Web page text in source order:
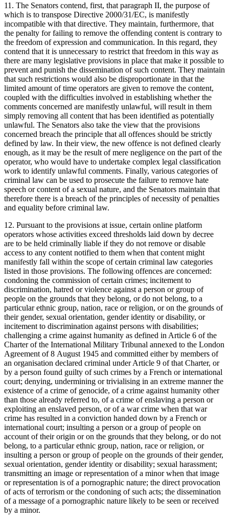
11. The Senators contend, first, that paragraph II, the purpose of
which is to transpose Directive 2000/31/EC, is manifestly
incompatible with that directive. They maintain, furthermore, that
the penalty for failing to remove the offending content is contrary to
the freedom of expression and communication. In this regard, they
contend that it is unnecessary to restrict that freedom in this way as
there are many legislative provisions in place that make it possible to
prevent and punish the dissemination of such content. They maintain
that such restrictions would also be disproportionate in that the
limited amount of time operators are given to remove the content,
coupled with the difficulties involved in establishing whether the
comments concerned are manifestly unlawful, will result in them
simply removing all content that has been identified as potentially
unlawful. The Senators also take the view that the provisions
concerned breach the principle that all offences should be strictly
defined by law. In their view, the new offence is not defined clearly
enough, as it may be the result of mere negligence on the part of the
operator, who would have to undertake complex legal classification
work to identify unlawful comments. Finally, various categories of
criminal law can be used to prosecute the failure to remove hate
speech or content of a sexual nature, and the Senators maintain that
therefore there is a breach of the principles of necessity of penalties
and equality before criminal law.
12. Pursuant to the provisions at issue, certain online platform
operators whose activities exceed thresholds laid down by decree
are to be held criminally liable if they do not remove or disable
access to any content notified to them when that content might
manifestly fall within the scope of certain criminal law categories
listed in those provisions. The following offences are concerned:
condoning the commission of certain crimes; incitement to
discrimination, hatred or violence against a person or group of
people on the grounds that they belong, or do not belong, to a
particular ethnic group, nation, race or religion, or on the grounds of
their gender, sexual orientation, gender identity or disability, or
incitement to discrimination against persons with disabilities;
challenging a crime against humanity as defined in Article 6 of the
Charter of the International Military Tribunal annexed to the London
Agreement of 8 August 1945 and committed either by members of
an organisation declared criminal under Article 9 of that Charter, or
by a person found guilty of such crimes by a French or international
court; denying, undermining or trivialising in an extreme manner the
existence of a crime of genocide, of a crime against humanity other
than those already referred to, of a crime of enslaving a person or
exploiting an enslaved person, or of a war crime when that war
crime has resulted in a conviction handed down by a French or
international court; insulting a person or a group of people on
account of their origin or on the grounds that they belong, or do not
belong, to a particular ethnic group, nation, race or religion, or
insulting a person or group of people on the grounds of their gender,
sexual orientation, gender identity or disability; sexual harassment;
transmitting an image or representation of a minor when that image
or representation is of a pornographic nature; the direct provocation
of acts of terrorism or the condoning of such acts; the dissemination
of a message of a pornographic nature likely to be seen or received
by a minor.